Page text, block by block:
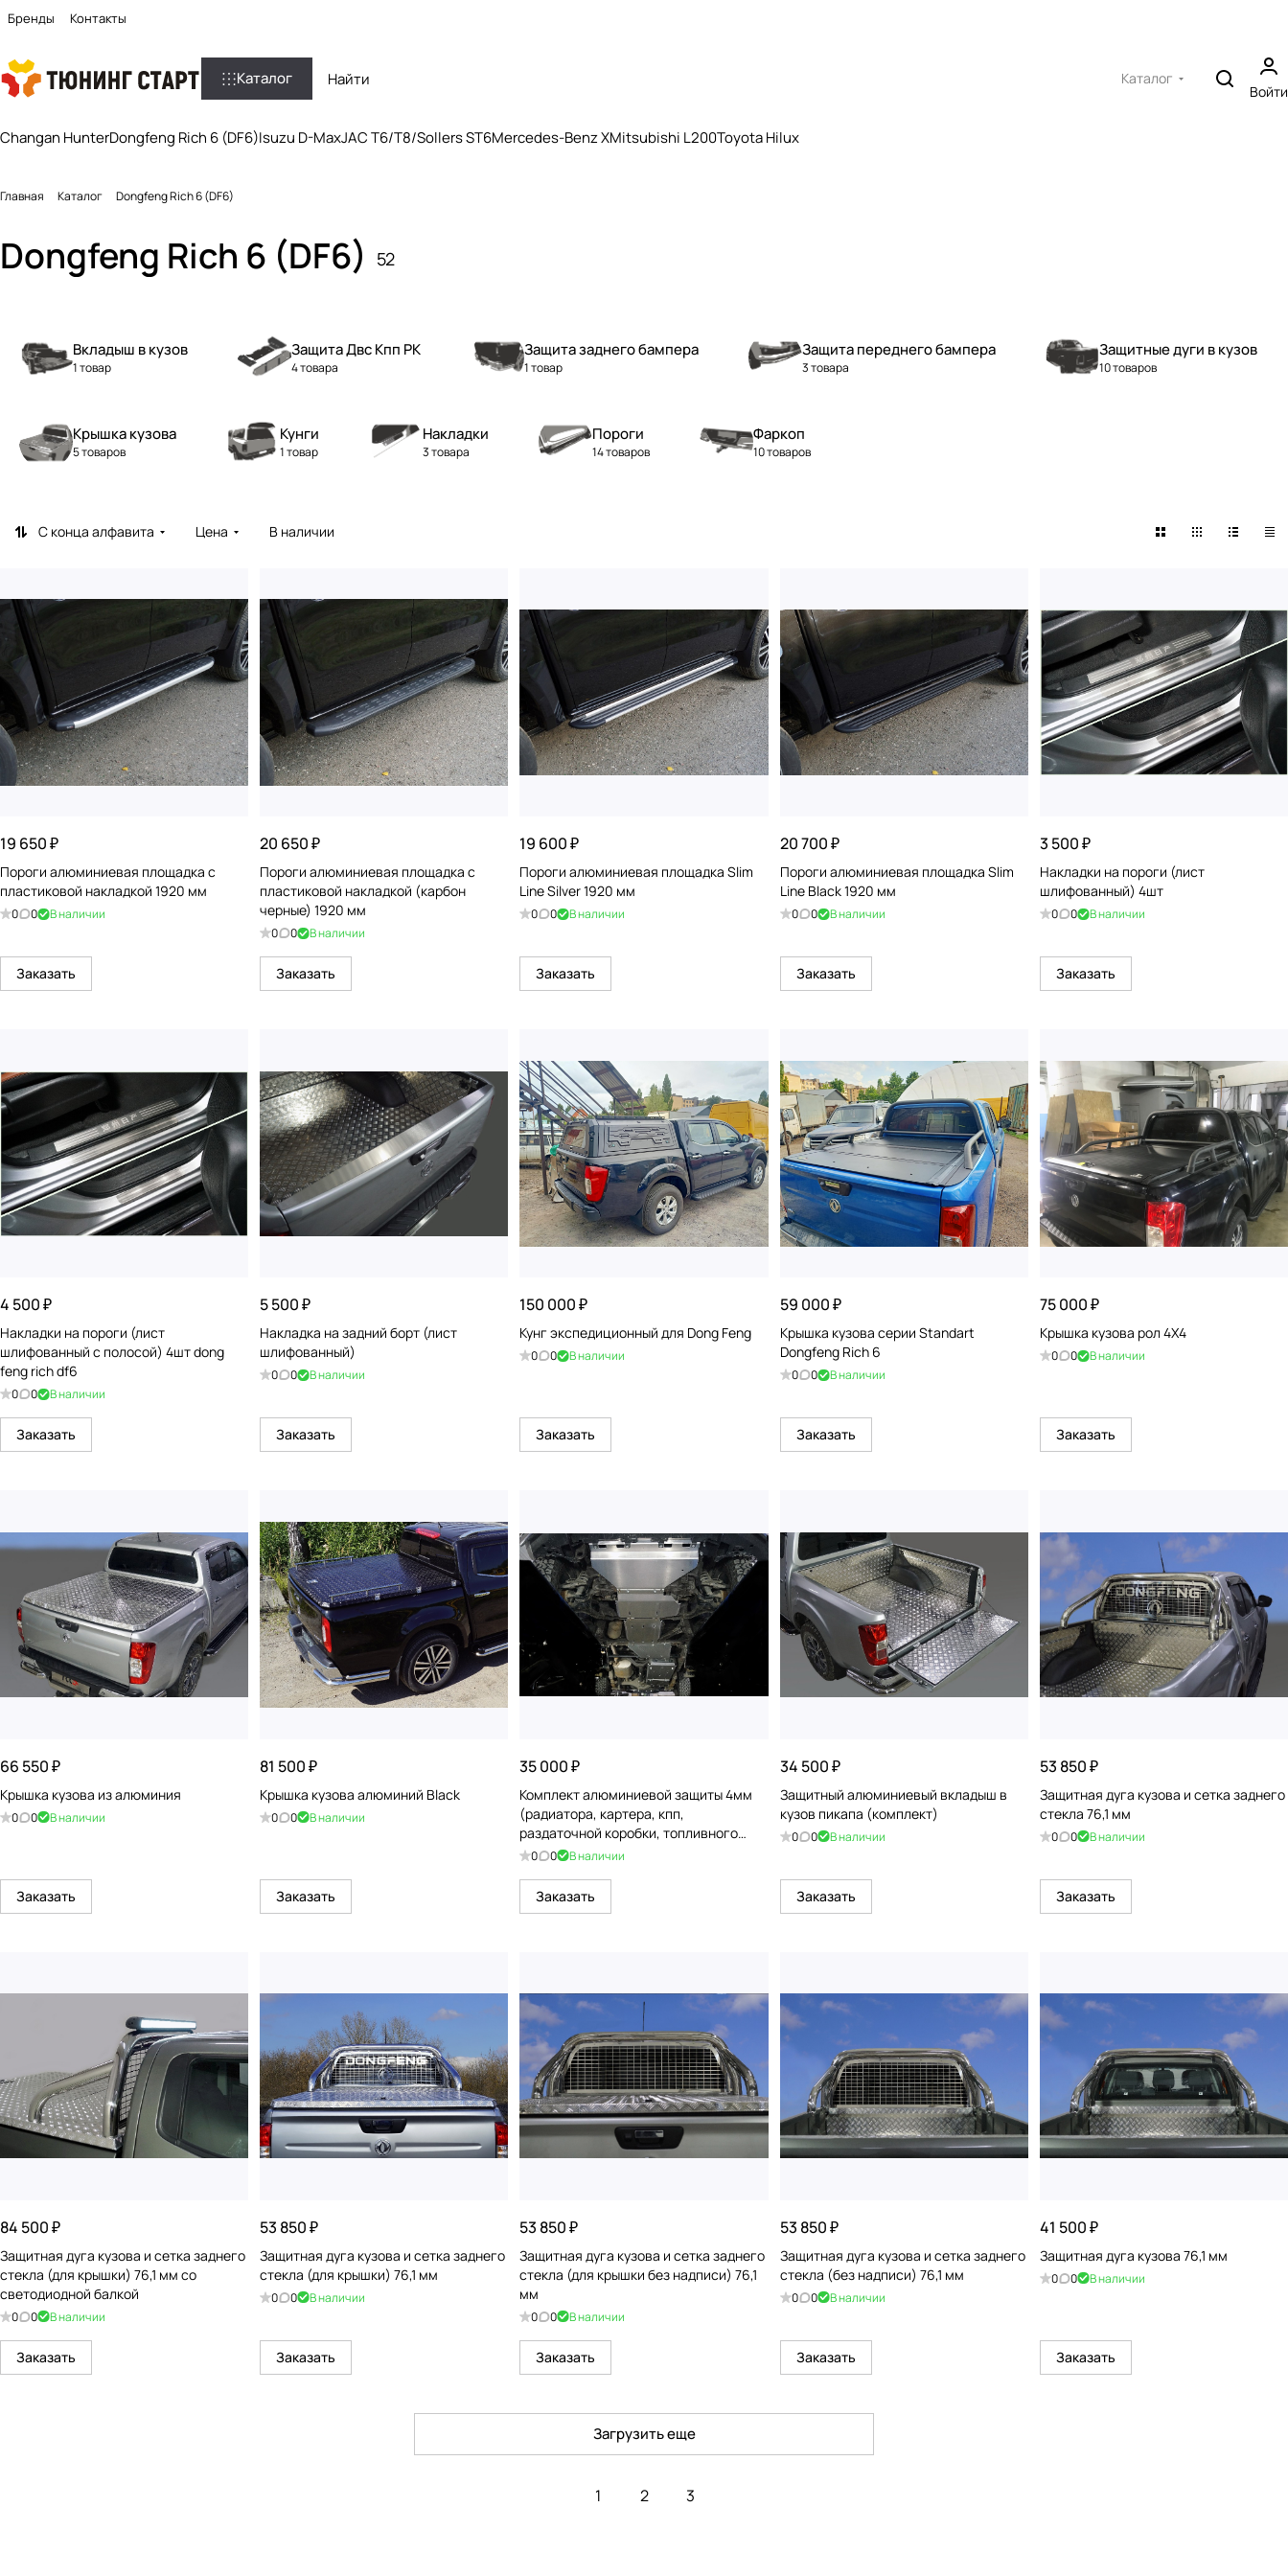
Бренды Контакты
Каталог Каталог
Войти
Changan HunterDongfeng Rich 6 (DF6)Isuzu D-MaxJAC T6/T8/Sollers ST6Mercedes-Benz XMitsubishi L200Toyota Hilux
Главная Каталог Dongfeng Rich 6 (DF6)
Dongfeng Rich 6 (DF6) 52
Вкладыш в кузов
1 товар
Защита Двс Кпп РК
4 товара
Защита заднего бампера
1 товар
Защита переднего бампера
3 товара
Защитные дуги в кузов
10 товаров
Крышка кузова
5 товаров
Кунги
1 товар
Накладки
3 товара
Пороги
14 товаров
Фаркоп
10 товаров
С конца алфавита Цена В наличии
19 650 ₽
Пороги алюминиевая площадка с
пластиковой накладкой 1920 мм
0 0 В наличии
Заказать
20 650 ₽
Пороги алюминиевая площадка с
пластиковой накладкой (карбон
черные) 1920 мм
0 0 В наличии
Заказать
19 600 ₽
Пороги алюминиевая площадка Slim
Line Silver 1920 мм
0 0 В наличии
Заказать
20 700 ₽
Пороги алюминиевая площадка Slim
Line Black 1920 мм
0 0 В наличии
Заказать
3 500 ₽
Накладки на пороги (лист
шлифованный) 4шт
0 0 В наличии
Заказать
4 500 ₽
Накладки на пороги (лист
шлифованный с полосой) 4шт dong
feng rich df6
0 0 В наличии
Заказать
5 500 ₽
Накладка на задний борт (лист
шлифованный)
0 0 В наличии
Заказать
150 000 ₽
Кунг экспедиционный для Dong Feng
0 0 В наличии
Заказать
59 000 ₽
Крышка кузова серии Standart
Dongfeng Rich 6
0 0 В наличии
Заказать
75 000 ₽
Крышка кузова рол 4Х4
0 0 В наличии
Заказать
66 550 ₽
Крышка кузова из алюминия
0 0 В наличии
Заказать
81 500 ₽
Крышка кузова алюминий Black
0 0 В наличии
Заказать
35 000 ₽
Комплект алюминиевой защиты 4мм
(радиатора, картера, кпп,
раздаточной коробки, топливного
бака, бочка AdBlue) для Dong feng DF6
0 0 В наличии
Заказать
34 500 ₽
Защитный алюминиевый вкладыш в
кузов пикапа (комплект)
0 0 В наличии
Заказать
53 850 ₽
Защитная дуга кузова и сетка заднего
стекла 76,1 мм
0 0 В наличии
Заказать
84 500 ₽
Защитная дуга кузова и сетка заднего
стекла (для крышки) 76,1 мм со
светодиодной балкой
0 0 В наличии
Заказать
53 850 ₽
Защитная дуга кузова и сетка заднего
стекла (для крышки) 76,1 мм
0 0 В наличии
Заказать
53 850 ₽
Защитная дуга кузова и сетка заднего
стекла (для крышки без надписи) 76,1
мм
0 0 В наличии
Заказать
53 850 ₽
Защитная дуга кузова и сетка заднего
стекла (без надписи) 76,1 мм
0 0 В наличии
Заказать
41 500 ₽
Защитная дуга кузова 76,1 мм
0 0 В наличии
Заказать
Загрузить еще
1 2 3